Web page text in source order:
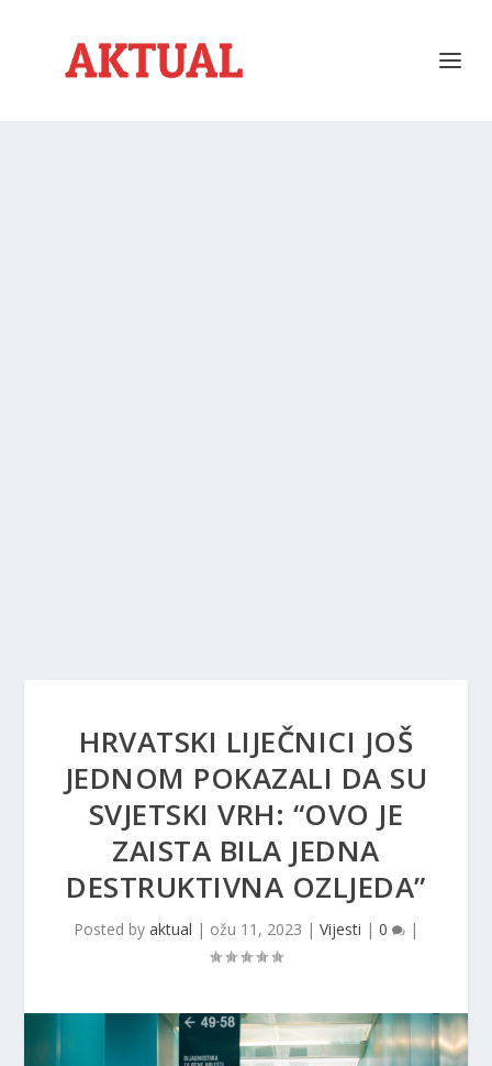
HRVATSKI LIJEČNICI JOŠ
JEDNOM POKAZALI DA SU
SVJETSKI VRH: “OVO JE
ZAISTA BILA JEDNA
DESTRUKTIVNA OZLJEDA”
Posted by aktual | ožu 11, 2023 | Vijesti | 0 |